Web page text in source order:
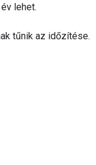
lehet.
tűnik az időzítése.